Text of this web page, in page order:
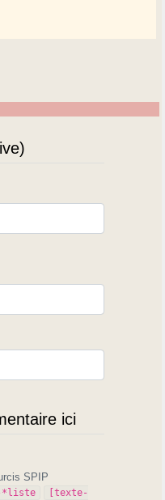
ici
SPIP
*liste
[texte-